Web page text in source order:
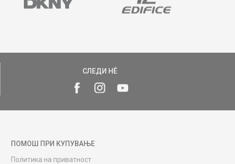
СЛЕДИ НÉ
ПОМОШ ПРИ КУПУВАЊЕ
Политика на приватност